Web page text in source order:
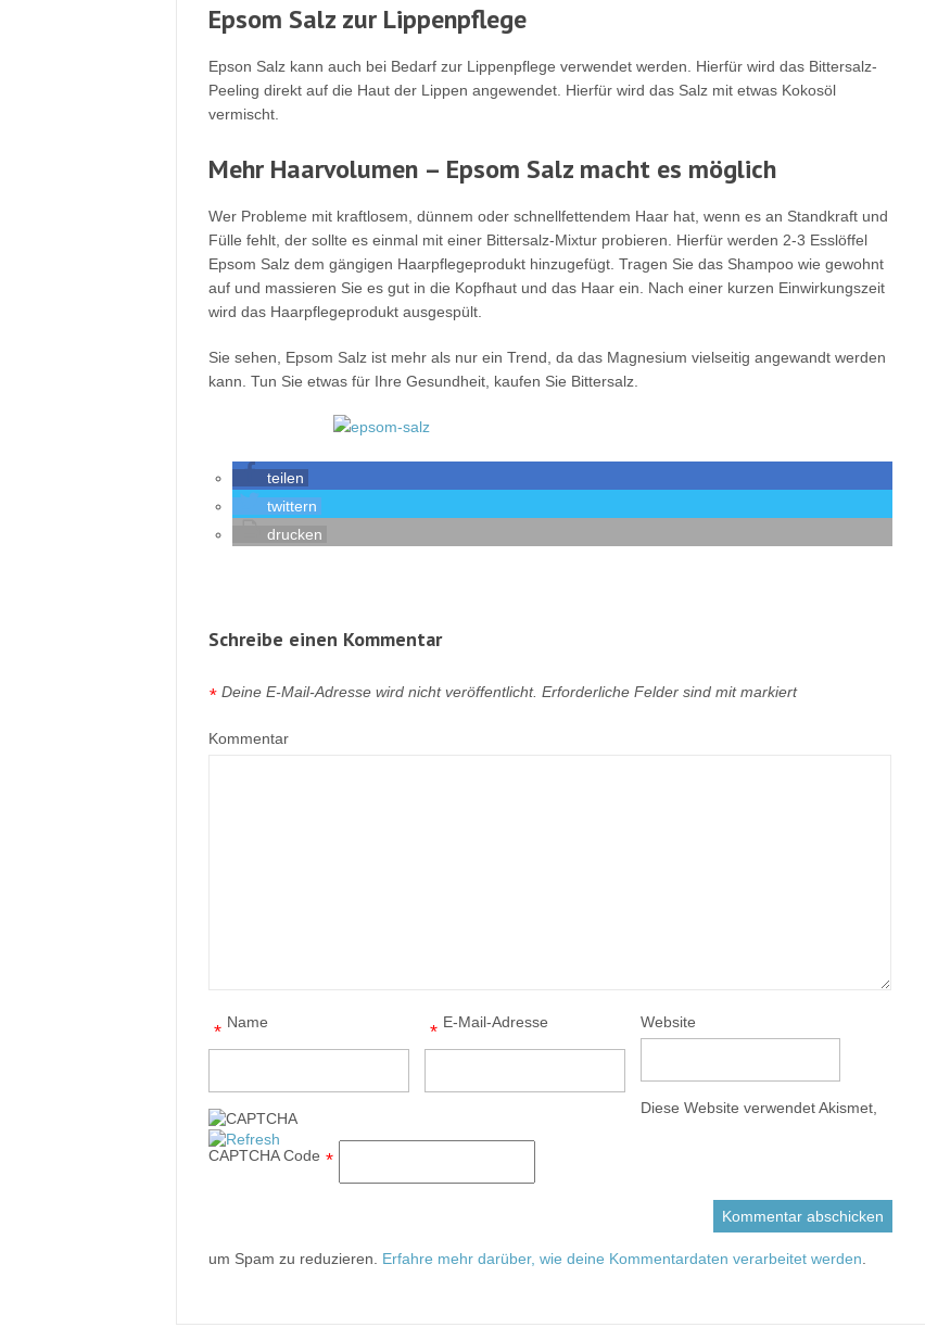
Epsom Salz zur Lippenpflege
Epson Salz kann auch bei Bedarf zur Lippenpflege verwendet werden. Hierfür wird das Bittersalz-
Peeling direkt auf die Haut der Lippen angewendet. Hierfür wird das Salz mit etwas Kokosöl
vermischt.
Mehr Haarvolumen – Epsom Salz macht es möglich
Wer Probleme mit kraftlosem, dünnem oder schnellfettendem Haar hat, wenn es an Standkraft und
Fülle fehlt, der sollte es einmal mit einer Bittersalz-Mixtur probieren. Hierfür werden 2-3 Esslöffel
Epsom Salz dem gängigen Haarpflegeprodukt hinzugefügt. Tragen Sie das Shampoo wie gewohnt
auf und massieren Sie es gut in die Kopfhaut und das Haar ein. Nach einer kurzen Einwirkungszeit
wird das Haarpflegeprodukt ausgespült.
Sie sehen, Epsom Salz ist mehr als nur ein Trend, da das Magnesium vielseitig angewandt werden
kann. Tun Sie etwas für Ihre Gesundheit, kaufen Sie Bittersalz.
teilen
twittern
drucken
Schreibe einen Kommentar
Deine E-Mail-Adresse wird nicht veröffentlicht. Erforderliche Felder sind mit
* markiert
Kommentar
Name
* E-Mail-Adresse
* Website
CAPTCHA Code *
Diese Website verwendet Akismet,
um Spam zu reduzieren. Erfahre mehr darüber, wie deine Kommentardaten verarbeitet werden